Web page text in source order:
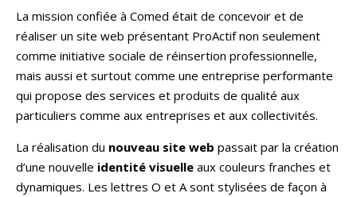
La mission confiée à Comed était de concevoir et de
réaliser un site web présentant ProActif non seulement
comme initiative sociale de réinsertion professionnelle,
mais aussi et surtout comme une entreprise performante
qui propose des services et produits de qualité aux
particuliers comme aux entreprises et aux collectivités.
La réalisation du nouveau site web passait par la création
d’une nouvelle identité visuelle aux couleurs franches et
dynamiques. Les lettres O et A sont stylisées de façon à